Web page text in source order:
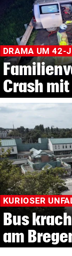
DRAMA UM 42-
Crash
KURIOSER
Bus
am